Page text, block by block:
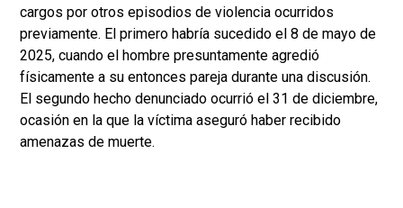
cargos por otros episodios de violencia ocurridos
previamente. El primero habría sucedido el 8 de mayo de
2025, cuando el hombre presuntamente agredió
físicamente a su entonces pareja durante una discusión.
El segundo hecho denunciado ocurrió el 31 de diciembre,
ocasión en la que la víctima aseguró haber recibido
amenazas de muerte.